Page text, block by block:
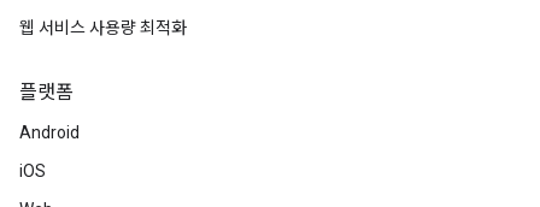
웹 서비스 사용량 최적화
플랫폼
Android
iOS